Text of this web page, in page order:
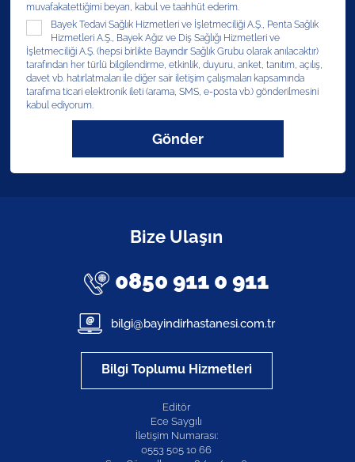
muvafakatettiğimi beyan, kabul ve taahhüt ederim.
Bayek Tedavi Sağlık Hizmetleri ve İşletmeciliği A.Ş., Penta Sağlık
Hizmetleri A.Ş., Bayek Ağız ve Diş Sağlığı Hizmetleri ve
İşletmeciliği A.Ş. (hepsi birlikte Bayındır Sağlık Grubu olarak anılacaktır)
tarafından her türlü bilgilendirme, etkinlik, duyuru, anket, tanıtım, açılış,
davet vb. hatırlatmaları ile diğer sair iletişim çalışmaları kapsamında
tarafıma ticari elektronik ileti (arama, SMS, e-posta vb.) gönderilmesini
kabul ediyorum.
Gönder
Bize Ulaşın
0850 911 0 911
bilgi@bayindirhastanesi.com.tr
Bilgi Toplumu Hizmetleri
Editör
Ece Saygılı
İletişim Numarası:
0553 505 10 66